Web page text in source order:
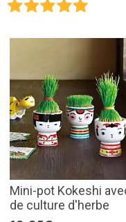
Mini-pot Kokeshi
de culture d'herbe